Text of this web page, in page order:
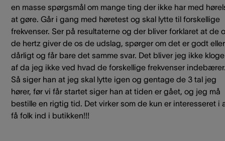
en masse spørgsmål om mange ting der ikke har med
at gøre. Går i gang med høretest og skal lytte til forskellige
frekvenser. Ser på resultaterne og der bliver forklaret at de
de hertz giver de os de udslag, spørger om det er godt eller
dårligt og får bare det samme svar. Det bliver jeg ikke
af da jeg ikke ved hvad de forskellige frekvenser
Så siger han at jeg skal lytte igen og gentage de 3 tal jeg
hører, før vi får startet siger han at tiden er gået, og jeg må
bestille en rigtig tid. Det virker som de kun er interesseret i
få folk ind i butikken!!!